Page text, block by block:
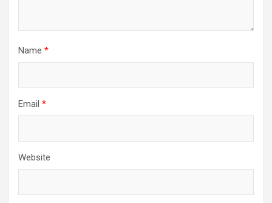
Name *
Email *
Website